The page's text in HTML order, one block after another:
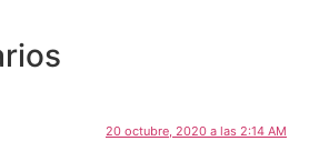
20 octubre, 2020 a las 2:14 AM